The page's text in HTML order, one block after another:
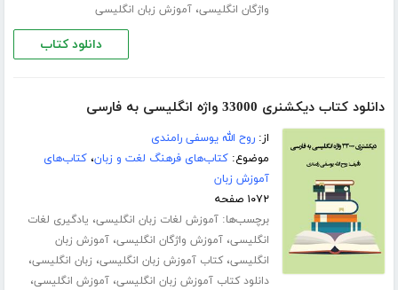
واژگان انگلیسی،آموزش زبان انگلیسی
دانلود کتاب
دانلود کتاب دیکشنری 33000 واژه انگلیسی به فارسی
از:روح الله یوسفی رامندی
موضوع:کتاب‌های فرهنگ لغت و زبان،کتاب‌های
آموزش زبان
۱۰۷۲ صفحه
برچسب‌ها:آموزش لغات زبان انگلیسی، یادگیری لغات
انگلیسی،آموزش واژگان انگلیسی،آموزش زبان
انگلیسی،کتاب آموزش زبان انگلیسی، زبان انگلیسی،
دانلود کتاب آموزش زبان انگلیسی،آموزش انگلیسی،